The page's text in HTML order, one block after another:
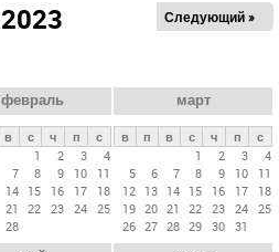
2023 Следующий »
февраль
в с ч п
с
1
2 3
4
7 8 9 10
11
14 15 16 17
18
21 22 23 24 25
28
март
в п в с ч п
с
1
2 3
4
5
6 7 8 9 10
11
12 13 14 15 16 17
18
19 20 21 22 23 24 25
26 27 28 29 30 31